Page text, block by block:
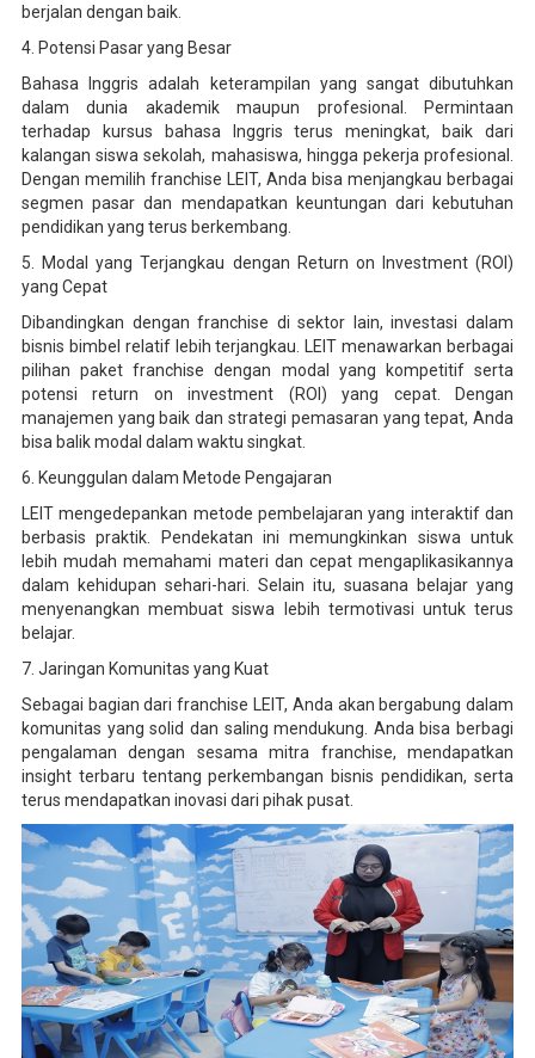
berjalan dengan baik.
4. Potensi Pasar yang Besar
Bahasa Inggris adalah keterampilan yang sangat dibutuhkan
dalam dunia akademik maupun profesional. Permintaan
terhadap kursus bahasa Inggris terus meningkat, baik dari
kalangan siswa sekolah, mahasiswa, hingga pekerja profesional.
Dengan memilih franchise LEIT, Anda bisa menjangkau berbagai
segmen pasar dan mendapatkan keuntungan dari kebutuhan
pendidikan yang terus berkembang.
5. Modal yang Terjangkau dengan Return on Investment (ROI)
yang Cepat
Dibandingkan dengan franchise di sektor lain, investasi dalam
bisnis bimbel relatif lebih terjangkau. LEIT menawarkan berbagai
pilihan paket franchise dengan modal yang kompetitif serta
potensi return on investment (ROI) yang cepat. Dengan
manajemen yang baik dan strategi pemasaran yang tepat, Anda
bisa balik modal dalam waktu singkat.
6. Keunggulan dalam Metode Pengajaran
LEIT mengedepankan metode pembelajaran yang interaktif dan
berbasis praktik. Pendekatan ini memungkinkan siswa untuk
lebih mudah memahami materi dan cepat mengaplikasikannya
dalam kehidupan sehari-hari. Selain itu, suasana belajar yang
menyenangkan membuat siswa lebih termotivasi untuk terus
belajar.
7. Jaringan Komunitas yang Kuat
Sebagai bagian dari franchise LEIT, Anda akan bergabung dalam
komunitas yang solid dan saling mendukung. Anda bisa berbagi
pengalaman dengan sesama mitra franchise, mendapatkan
insight terbaru tentang perkembangan bisnis pendidikan, serta
terus mendapatkan inovasi dari pihak pusat.